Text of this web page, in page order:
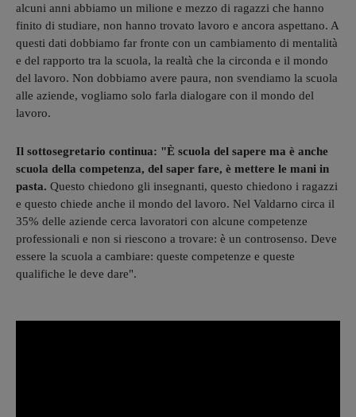
alcuni anni abbiamo un milione e mezzo di ragazzi che hanno
finito di studiare, non hanno trovato lavoro e ancora aspettano. A
questi dati dobbiamo far fronte con un cambiamento di mentalità
e del rapporto tra la scuola, la realtà che la circonda e il mondo
del lavoro. Non dobbiamo avere paura, non svendiamo la scuola
alle aziende, vogliamo solo farla dialogare con il mondo del
lavoro.
Il sottosegretario continua: "È scuola del sapere ma è anche
scuola della competenza, del saper fare, è mettere le mani in
pasta. Questo chiedono gli insegnanti, questo chiedono i ragazzi
e questo chiede anche il mondo del lavoro. Nel Valdarno circa il
35% delle aziende cerca lavoratori con alcune competenze
professionali e non si riescono a trovare: è un controsenso. Deve
essere la scuola a cambiare: queste competenze e queste
qualifiche le deve dare".